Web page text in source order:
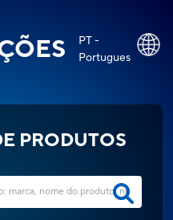
PT -
Portugues
PRODUTOS